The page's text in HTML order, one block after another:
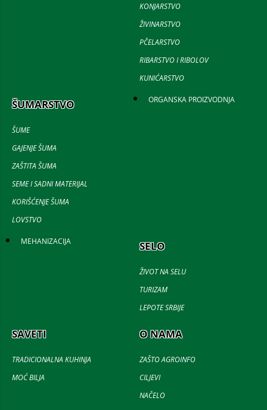
KONJARSTVO
ŽIVINARSTVO
PČELARSTVO
RIBARSTVO I RIBOLOV
KUNIĆARSTVO
ŠUMARSTVO
ŠUME
GAJENJE ŠUMA
ZAŠTITA ŠUMA
SEME I SADNI MATERIJAL
KORIŠĆENJE ŠUMA
LOVSTVO
ORGANSKA PROIZVODNJA
MEHANIZACIJA SELO
ŽIVOT NA SELU
TURIZAM
LEPOTE SRBIJE
SAVETI
TRADICIONALNA KUHINJA
MOĆ BILJA
O NAMA
ZAŠTO AGROINFO
CILJEVI
NAČELO